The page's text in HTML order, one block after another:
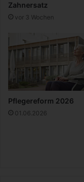
n
h
e
Zahnersatz
vor 3 Wochen
Pflegereform 2026
01.06.2026